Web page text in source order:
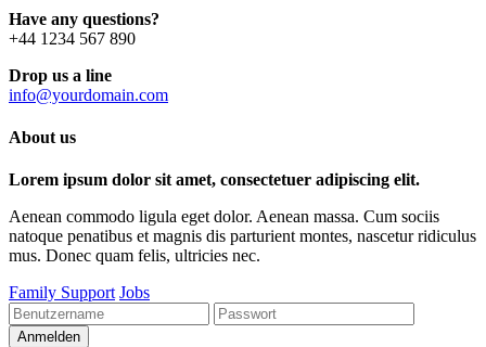
Have any questions?
+44 1234 567 890
Drop us a line
info@yourdomain.com
About us
Lorem ipsum dolor sit amet, consectetuer adipiscing elit.
Aenean commodo ligula eget dolor. Aenean massa. Cum sociis
natoque penatibus et magnis dis parturient montes, nascetur ridiculus
mus. Donec quam felis, ultricies nec.
Family Support Jobs